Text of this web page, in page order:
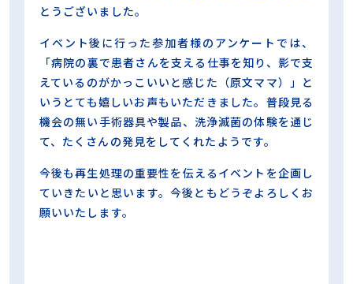
とうございました。
イベント後に行った参加者様のアンケートでは、
「病院の裏で患者さんを支える仕事を知り、影で支
えているのがかっこいいと感じた（原文ママ）」と
いうとても嬉しいお声もいただきました。普段見る
機会の無い手術器具や製品、洗浄滅菌の体験を通じ
て、たくさんの発見をしてくれたようです。
今後も再生処理の重要性を伝えるイベントを企画し
ていきたいと思います。今後ともどうぞよろしくお
願いいたします。